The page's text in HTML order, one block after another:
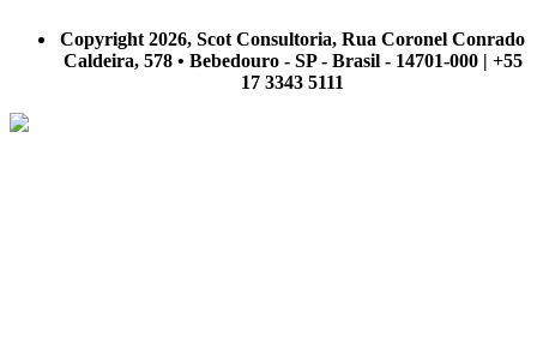
Copyright 2026, Scot Consultoria, Rua Coronel Conrado
Caldeira, 578 • Bebedouro - SP - Brasil - 14701-000 | +55
17 3343 5111